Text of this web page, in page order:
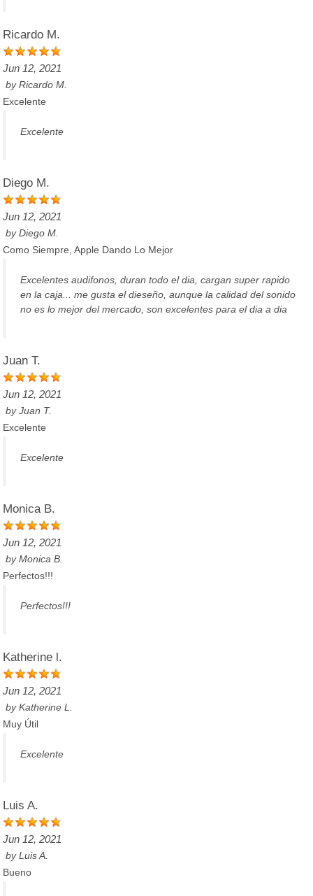
Ricardo M.
Jun 12, 2021
byRicardo M.
Excelente
Excelente
Diego M.
Jun 12, 2021
byDiego M.
Como Siempre, Apple Dando Lo Mejor
Excelentes audifonos, duran todo el dia, cargan super rapido
en la caja... me gusta el dieseño, aunque la calidad del sonido
no es lo mejor del mercado, son excelentes para el dia a dia
Juan T.
Jun 12, 2021
byJuan T.
Excelente
Excelente
Monica B.
Jun 12, 2021
byMonica B.
Perfectos!!!
Perfectos!!!
Katherine l.
Jun 12, 2021
byKatherine L.
Muy Útil
Excelente
Luis A.
Jun 12, 2021
byLuis A.
Bueno